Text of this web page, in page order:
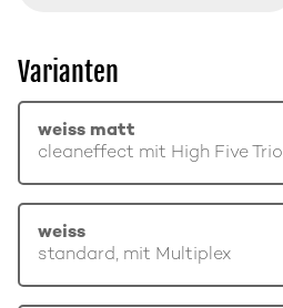
Varianten
weiss matt
cleaneffect mit High Five Trio
weiss
standard, mit Multiplex